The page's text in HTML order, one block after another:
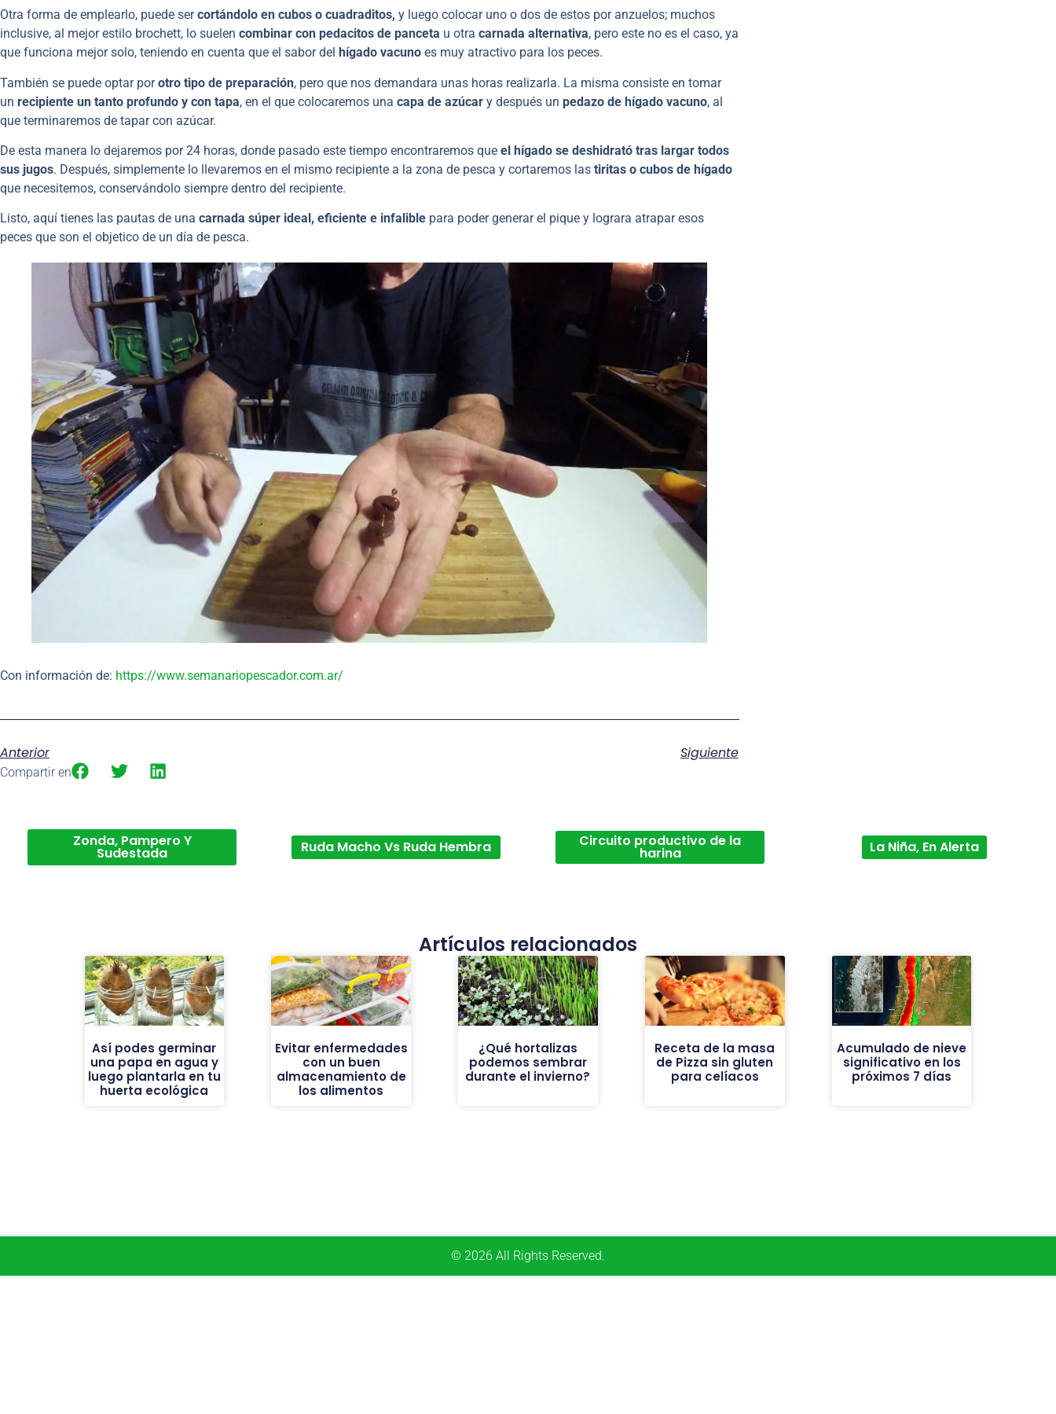
Otra forma de emplearlo, puede sercortándolo en cubos o cuadraditos, y luego colocar uno o dos de estos por anzuelos; muchos
inclusive, al mejor estilo brochett, lo suelen combinar con pedacitos de panceta u otra carnada alternativa, pero este no es el caso, ya
que funciona mejor solo, teniendo en cuenta que el sabor del hígado vacuno es muy atractivo para los peces.
También se puede optar porotro tipo de preparación, pero que nos demandara unas horas realizarla. La misma consiste en tomar
un recipiente un tanto profundo y con tapa, en el que colocaremos una capa de azúcar y después un pedazo de hígado vacuno, al
que terminaremos de tapar con azúcar.
De esta manera lo dejaremos por 24 horas, donde pasado este tiempo encontraremos que el hígado se deshidrató tras largar todos
sus jugos. Después, simplemente lo llevaremos en el mismo recipiente a la zona de pesca y cortaremos las tiritas o cubos de hígado
que necesitemos, conservándolo siempre dentro del recipiente.
Listo, aquí tienes las pautas de una carnada súper ideal, eficiente e infalible para poder generar el pique y lograra atrapar esos
peces que son el objetico de un día de pesca.
Con información de: https://www.semanariopescador.com.ar/
Anterior Siguiente
Compartir en
Zonda, Pampero Y
Sudestada Ruda Macho Vs Ruda Hembra Circuito productivo de la
harina La Niña, En Alerta
Artículos relacionados
Así podes germinar
una papa en agua y
luego plantarla en tu
huerta ecológica
Evitar enfermedades
con un buen
almacenamiento de
los alimentos
¿Qué hortalizas
podemos sembrar
durante el invierno?
Receta de la masa
de Pizza sin gluten
para celíacos
Acumulado de nieve
significativo en los
próximos 7 días
© 2026 All Rights Reserved.